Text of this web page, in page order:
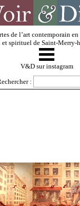
de l’art contemporain
spirituel de Saint-Merry-
V & D
Dossiers
☰
V&D sur instagram
: